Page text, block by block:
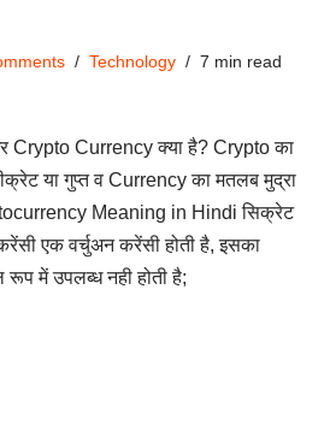
Technology 7 min read
Crypto Currency क्या है? Crypto का
या गुप्त व Currency का मतलब मुद्रा
Meaning in Hindi सिक्रेट
करेंसी एक वर्चुअन करेंसी होती है, इसका
में उपलब्ध नही होती है;